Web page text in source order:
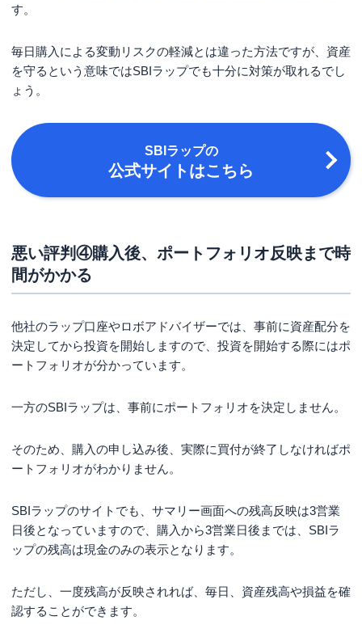
す。
毎日購入による変動リスクの軽減とは違った方法ですが、資産
を守るという意味ではSBIラップでも十分に対策が取れるでし
ょう。
SBIラップの
公式サイトはこちら
悪い評判④購入後、ポートフォリオ反映まで時
間がかかる
他社のラップ口座やロボアドバイザーでは、事前に資産配分を
決定してから投資を開始しますので、投資を開始する際にはポ
ートフォリオが分かっています。
一方のSBIラップは、事前にポートフォリオを決定しません。
そのため、購入の申し込み後、実際に買付が終了しなければポ
ートフォリオがわかりません。
SBIラップのサイトでも、サマリー画面への残高反映は3営業
日後となっていますので、購入から3営業日後までは、SBIラ
ップの残高は現金のみの表示となります。
ただし、一度残高が反映されれば、毎日、資産残高や損益を確
認することができます。